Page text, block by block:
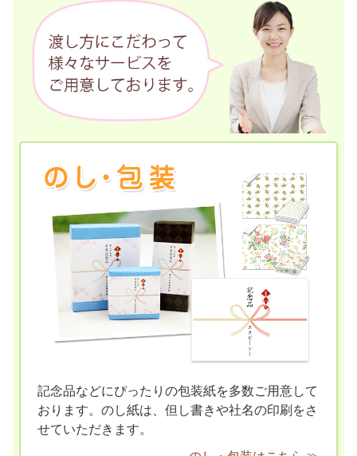
記念品などにぴったりの包装紙を多数ご用意して
おります。のし紙は、但し書きや社名の印刷をさ
せていただきます。